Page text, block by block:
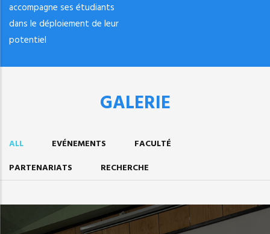
accompagne ses étudiants
dans le déploiement de leur
potentiel
GALERIE
ALL EVÉNEMENTS
FACULTÉ
PARTENARIATS
RECHERCHE